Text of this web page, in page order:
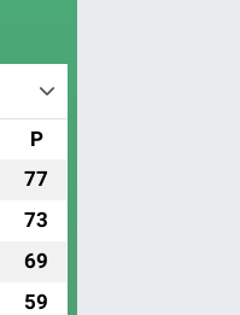
P
77
73
69
59